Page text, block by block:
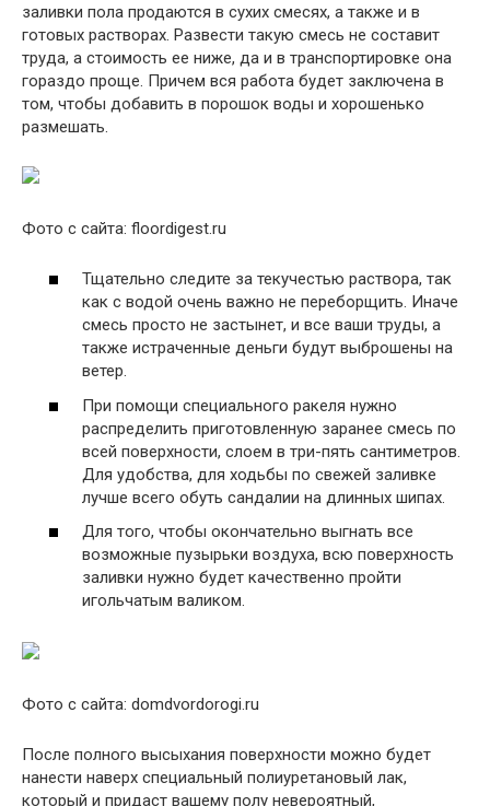
заливки пола продаются в сухих смесях, а также и в
готовых растворах. Развести такую смесь не составит
труда, а стоимость ее ниже, да и в транспортировке она
гораздо проще. Причем вся работа будет заключена в
том, чтобы добавить в порошок воды и хорошенько
размешать.
Фото с сайта: floordigest.ru
Тщательно следите за текучестью раствора, так
как с водой очень важно не переборщить. Иначе
смесь просто не застынет, и все ваши труды, а
также истраченные деньги будут выброшены на
ветер.
При помощи специального ракеля нужно
распределить приготовленную заранее смесь по
всей поверхности, слоем в три-пять сантиметров.
Для удобства, для ходьбы по свежей заливке
лучше всего обуть сандалии на длинных шипах.
Для того, чтобы окончательно выгнать все
возможные пузырьки воздуха, всю поверхность
заливки нужно будет качественно пройти
игольчатым валиком.
Фото с сайта: domdvordorogi.ru
После полного высыхания поверхности можно будет
нанести наверх специальный полиуретановый лак,
который и придаст вашему полу невероятный,